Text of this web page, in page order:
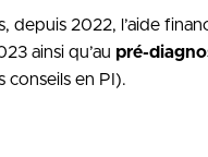
depuis 2022, l’aide
ainsi qu’au pré-
conseils en PI).